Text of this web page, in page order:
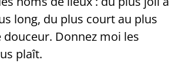
long, du plus court au plus
douceur. Donnez moi les
plaît.